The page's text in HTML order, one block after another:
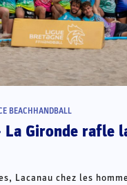
BEACHHANDBALL
La Gironde rafle
Lacanau chez les